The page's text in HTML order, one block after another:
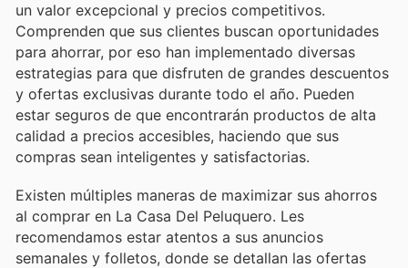
un valor excepcional y precios competitivos.
Comprenden que sus clientes buscan oportunidades
para ahorrar, por eso han implementado diversas
estrategias para que disfruten de grandes descuentos
y ofertas exclusivas durante todo el año. Pueden
estar seguros de que encontrarán productos de alta
calidad a precios accesibles, haciendo que sus
compras sean inteligentes y satisfactorias.
Existen múltiples maneras de maximizar sus ahorros
al comprar en La Casa Del Peluquero. Les
recomendamos estar atentos a sus anuncios
semanales y folletos, donde se detallan las ofertas